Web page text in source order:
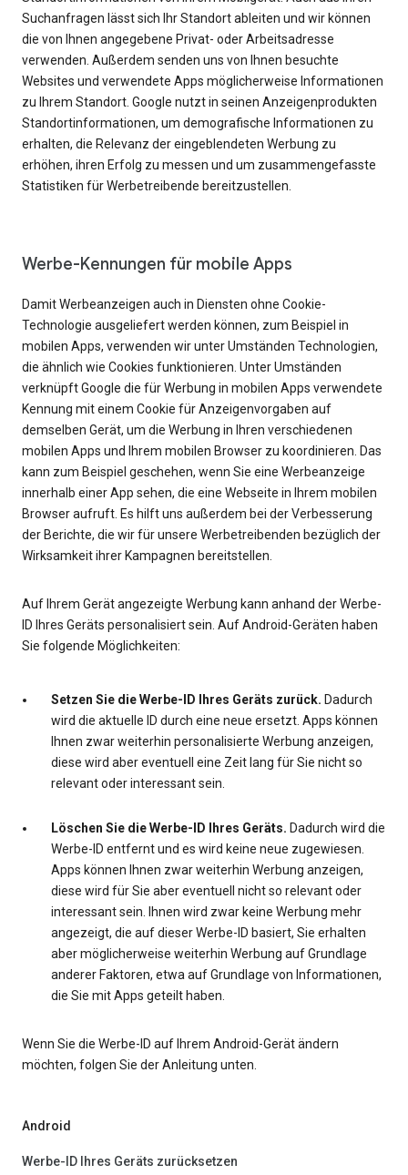
Suchanfragen lässt sich Ihr Standort ableiten und wir können
die von Ihnen angegebene Privat- oder Arbeitsadresse
verwenden. Außerdem senden uns von Ihnen besuchte
Websites und verwendete Apps möglicherweise Informationen
zu Ihrem Standort. Google nutzt in seinen Anzeigenprodukten
Standortinformationen, um demografische Informationen zu
erhalten, die Relevanz der eingeblendeten Werbung zu
erhöhen, ihren Erfolg zu messen und um zusammengefasste
Statistiken für Werbetreibende bereitzustellen.
Werbe-Kennungen für mobile Apps
Damit Werbeanzeigen auch in Diensten ohne Cookie-
Technologie ausgeliefert werden können, zum Beispiel in
mobilen Apps, verwenden wir unter Umständen Technologien,
die ähnlich wie Cookies funktionieren. Unter Umständen
verknüpft Google die für Werbung in mobilen Apps verwendete
Kennung mit einem Cookie für Anzeigenvorgaben auf
demselben Gerät, um die Werbung in Ihren verschiedenen
mobilen Apps und Ihrem mobilen Browser zu koordinieren. Das
kann zum Beispiel geschehen, wenn Sie eine Werbeanzeige
innerhalb einer App sehen, die eine Webseite in Ihrem mobilen
Browser aufruft. Es hilft uns außerdem bei der Verbesserung
der Berichte, die wir für unsere Werbetreibenden bezüglich der
Wirksamkeit ihrer Kampagnen bereitstellen.
Auf Ihrem Gerät angezeigte Werbung kann anhand der Werbe-
ID Ihres Geräts personalisiert sein. Auf Android-Geräten haben
Sie folgende Möglichkeiten:
Setzen Sie die Werbe-ID Ihres Geräts zurück. Dadurch
wird die aktuelle ID durch eine neue ersetzt. Apps können
Ihnen zwar weiterhin personalisierte Werbung anzeigen,
diese wird aber eventuell eine Zeit lang für Sie nicht so
relevant oder interessant sein.
Löschen Sie die Werbe-ID Ihres Geräts. Dadurch wird die
Werbe-ID entfernt und es wird keine neue zugewiesen.
Apps können Ihnen zwar weiterhin Werbung anzeigen,
diese wird für Sie aber eventuell nicht so relevant oder
interessant sein. Ihnen wird zwar keine Werbung mehr
angezeigt, die auf dieser Werbe-ID basiert, Sie erhalten
aber möglicherweise weiterhin Werbung auf Grundlage
anderer Faktoren, etwa auf Grundlage von Informationen,
die Sie mit Apps geteilt haben.
Wenn Sie die Werbe-ID auf Ihrem Android-Gerät ändern
möchten, folgen Sie der Anleitung unten.
Android
Werbe-ID Ihres Geräts zurücksetzen